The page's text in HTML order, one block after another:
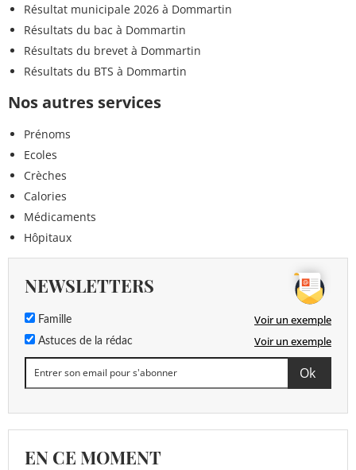
Résultat municipale 2026 à Dommartin
Résultats du bac à Dommartin
Résultats du brevet à Dommartin
Résultats du BTS à Dommartin
Nos autres services
Prénoms
Ecoles
Crèches
Calories
Médicaments
Hôpitaux
NEWSLETTERS
Famille Voir un exemple
Astuces de la rédac Voir un exemple
EN CE MOMENT